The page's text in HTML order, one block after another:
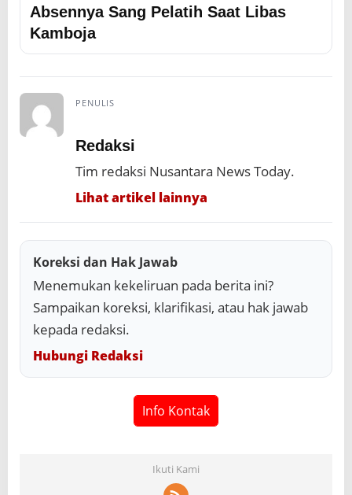
Absennya Sang Pelatih Saat Libas
Kamboja
PENULIS
Redaksi
Tim redaksi Nusantara News Today.
Lihat artikel lainnya
Koreksi dan Hak Jawab
Menemukan kekeliruan pada berita ini?
Sampaikan koreksi, klarifikasi, atau hak jawab
kepada redaksi.
Hubungi Redaksi
Info Kontak
Ikuti Kami